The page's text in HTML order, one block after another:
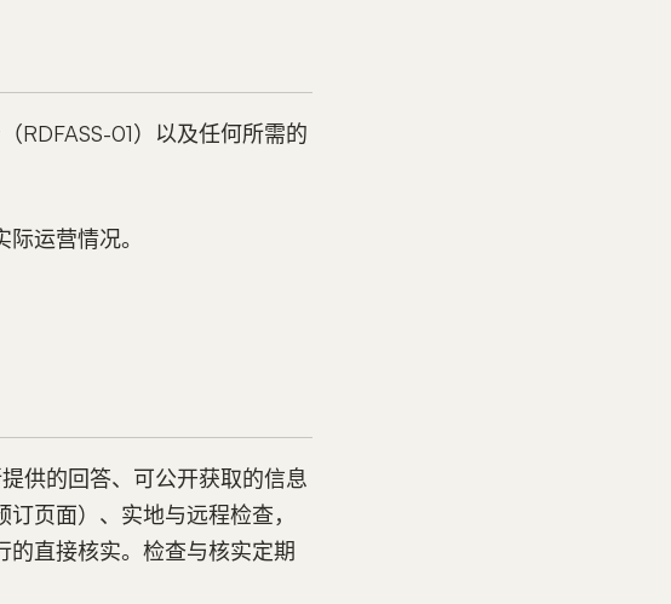
RDFASS-01）以及任何所需的
运营情况。
供的回答、可公开获取的信息
页面）、实地与远程检查，
的直接核实。检查与核实定期